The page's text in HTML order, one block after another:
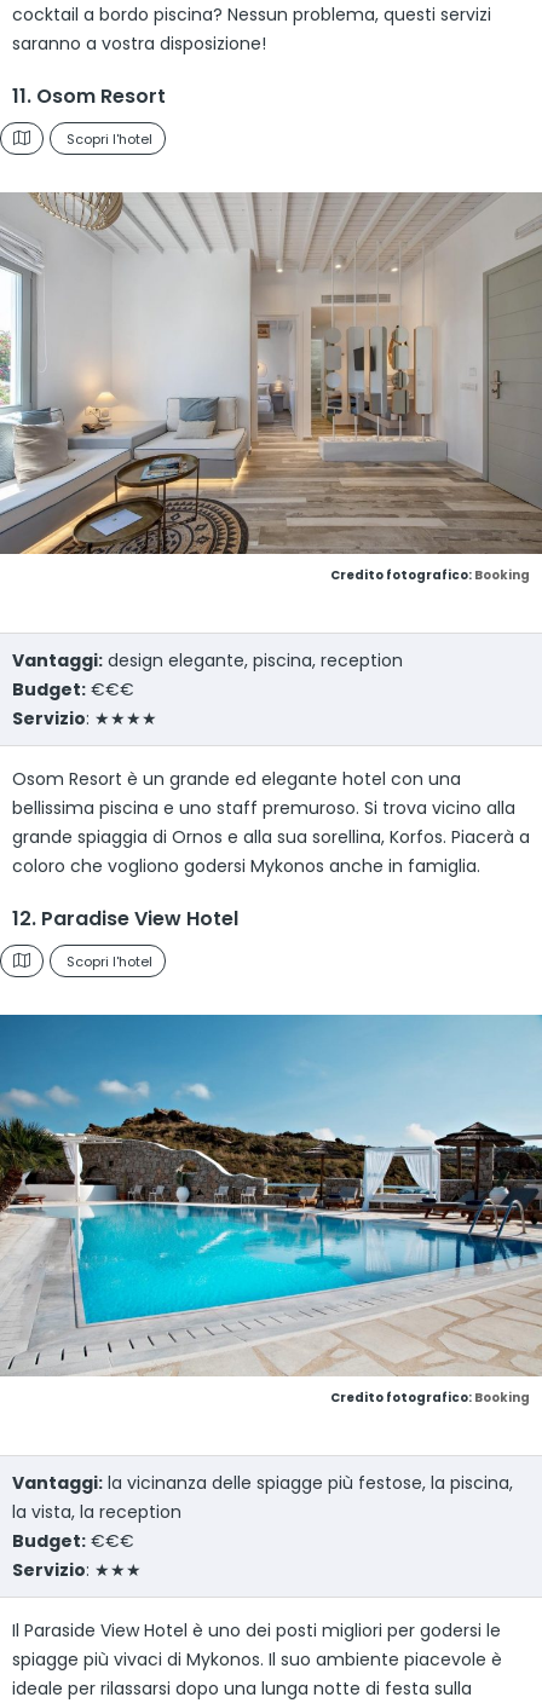
cocktail a bordo piscina? Nessun problema, questi servizi
saranno a vostra disposizione!
11. Osom Resort
Scopri l'hotel
Credito fotografico: Booking
Vantaggi: design elegante, piscina, reception
Budget: €€€
Servizio: ★★★★
Osom Resort è un grande ed elegante hotel con una
bellissima piscina e uno staff premuroso. Si trova vicino alla
grande spiaggia di Ornos e alla sua sorellina, Korfos. Piacerà a
coloro che vogliono godersi Mykonos anche in famiglia.
12. Paradise View Hotel
Scopri l'hotel
Credito fotografico: Booking
Vantaggi: la vicinanza delle spiagge più festose, la piscina,
la vista, la reception
Budget: €€€
Servizio: ★★★
Il Paraside View Hotel è uno dei posti migliori per godersi le
spiagge più vivaci di Mykonos. Il suo ambiente piacevole è
ideale per rilassarsi dopo una lunga notte di festa sulla